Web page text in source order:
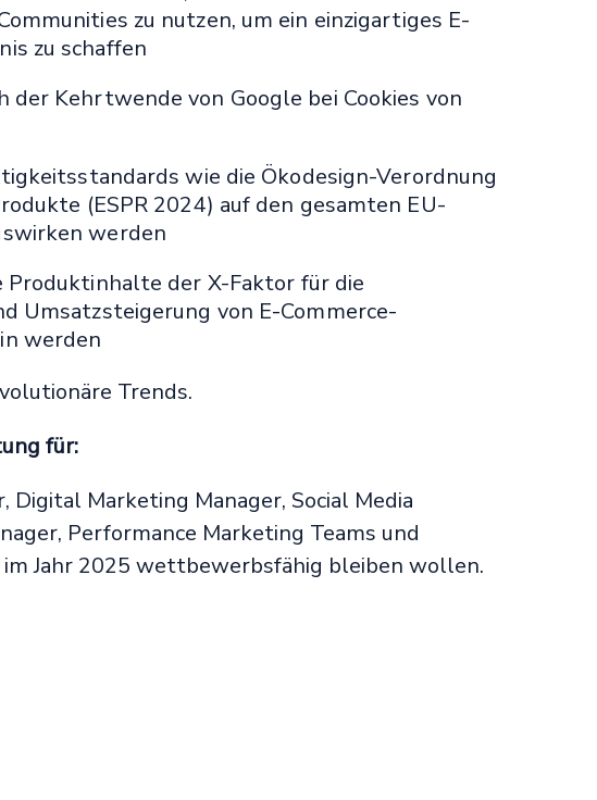
zu nutzen, um ein einzigartiges E-
zu schaffen
der Kehrtwende von Google bei Cookies von
wie die Ökodesign-Verordnung
(ESPR 2024) auf den gesamten EU-
werden
der X-Faktor für die
Umsatzsteigerung von E-Commerce-
werden
Trends.
für:
Digital Marketing Manager, Social Media
Performance Marketing Teams und
im Jahr 2025 wettbewerbsfähig bleiben wollen.